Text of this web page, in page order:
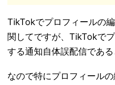
TikTokでプロフィールの
関してですが、TikTokで
する通知自体誤配信である
なので特にプロフィール